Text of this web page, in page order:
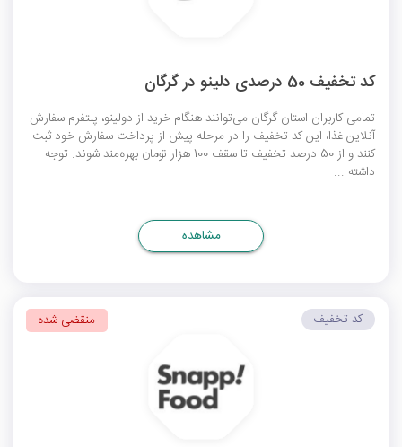
کد تخفیف 50 درصدی دلینو در گرگان
تمامی کاربران استان گرگان می‌توانند هنگام خرید از دولینو، پلتفرم سفارش
آنلاین غذا، این کد تخفیف را در مرحله پیش از پرداخت سفارش خود ثبت
کنند و از 50 درصد تخفیف تا سقف 100 هزار تومان بهره‌مند شوند. توجه
داشته ...
مشاهده
کد تخفیف منقضی شده